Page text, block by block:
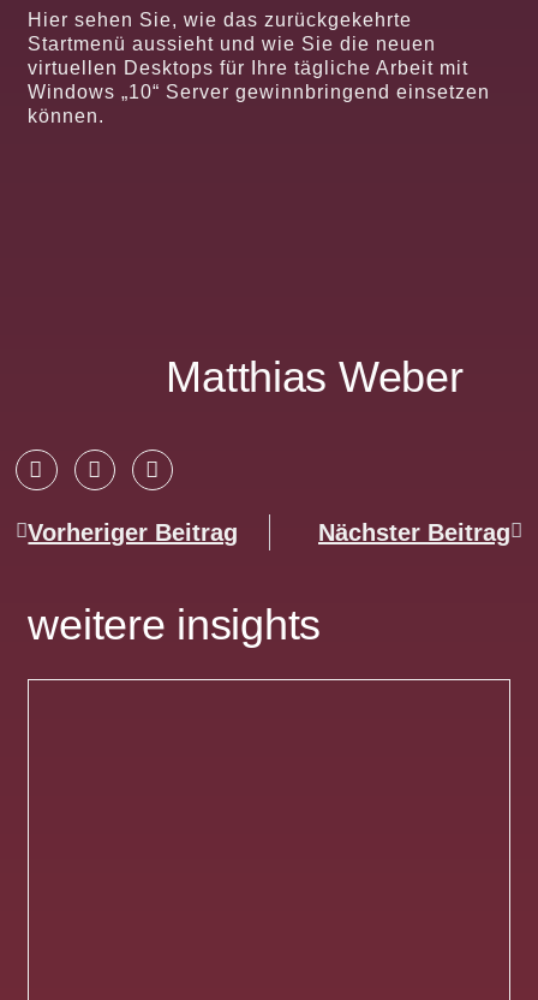
Hier sehen Sie, wie das zurückgekehrte
Startmenü aussieht und wie Sie die neuen
virtuellen Desktops für Ihre tägliche Arbeit mit
Windows „10“ Server gewinnbringend einsetzen
können.
Matthias Weber
Vorheriger Beitrag Nächster Beitrag
weitere insights